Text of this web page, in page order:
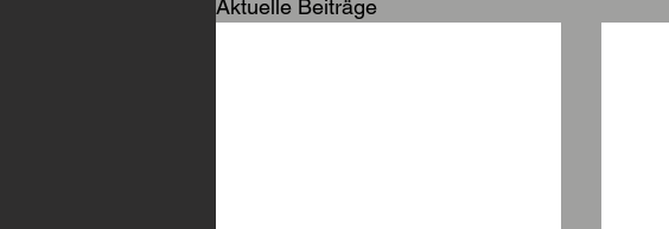
Aktuelle Beiträge